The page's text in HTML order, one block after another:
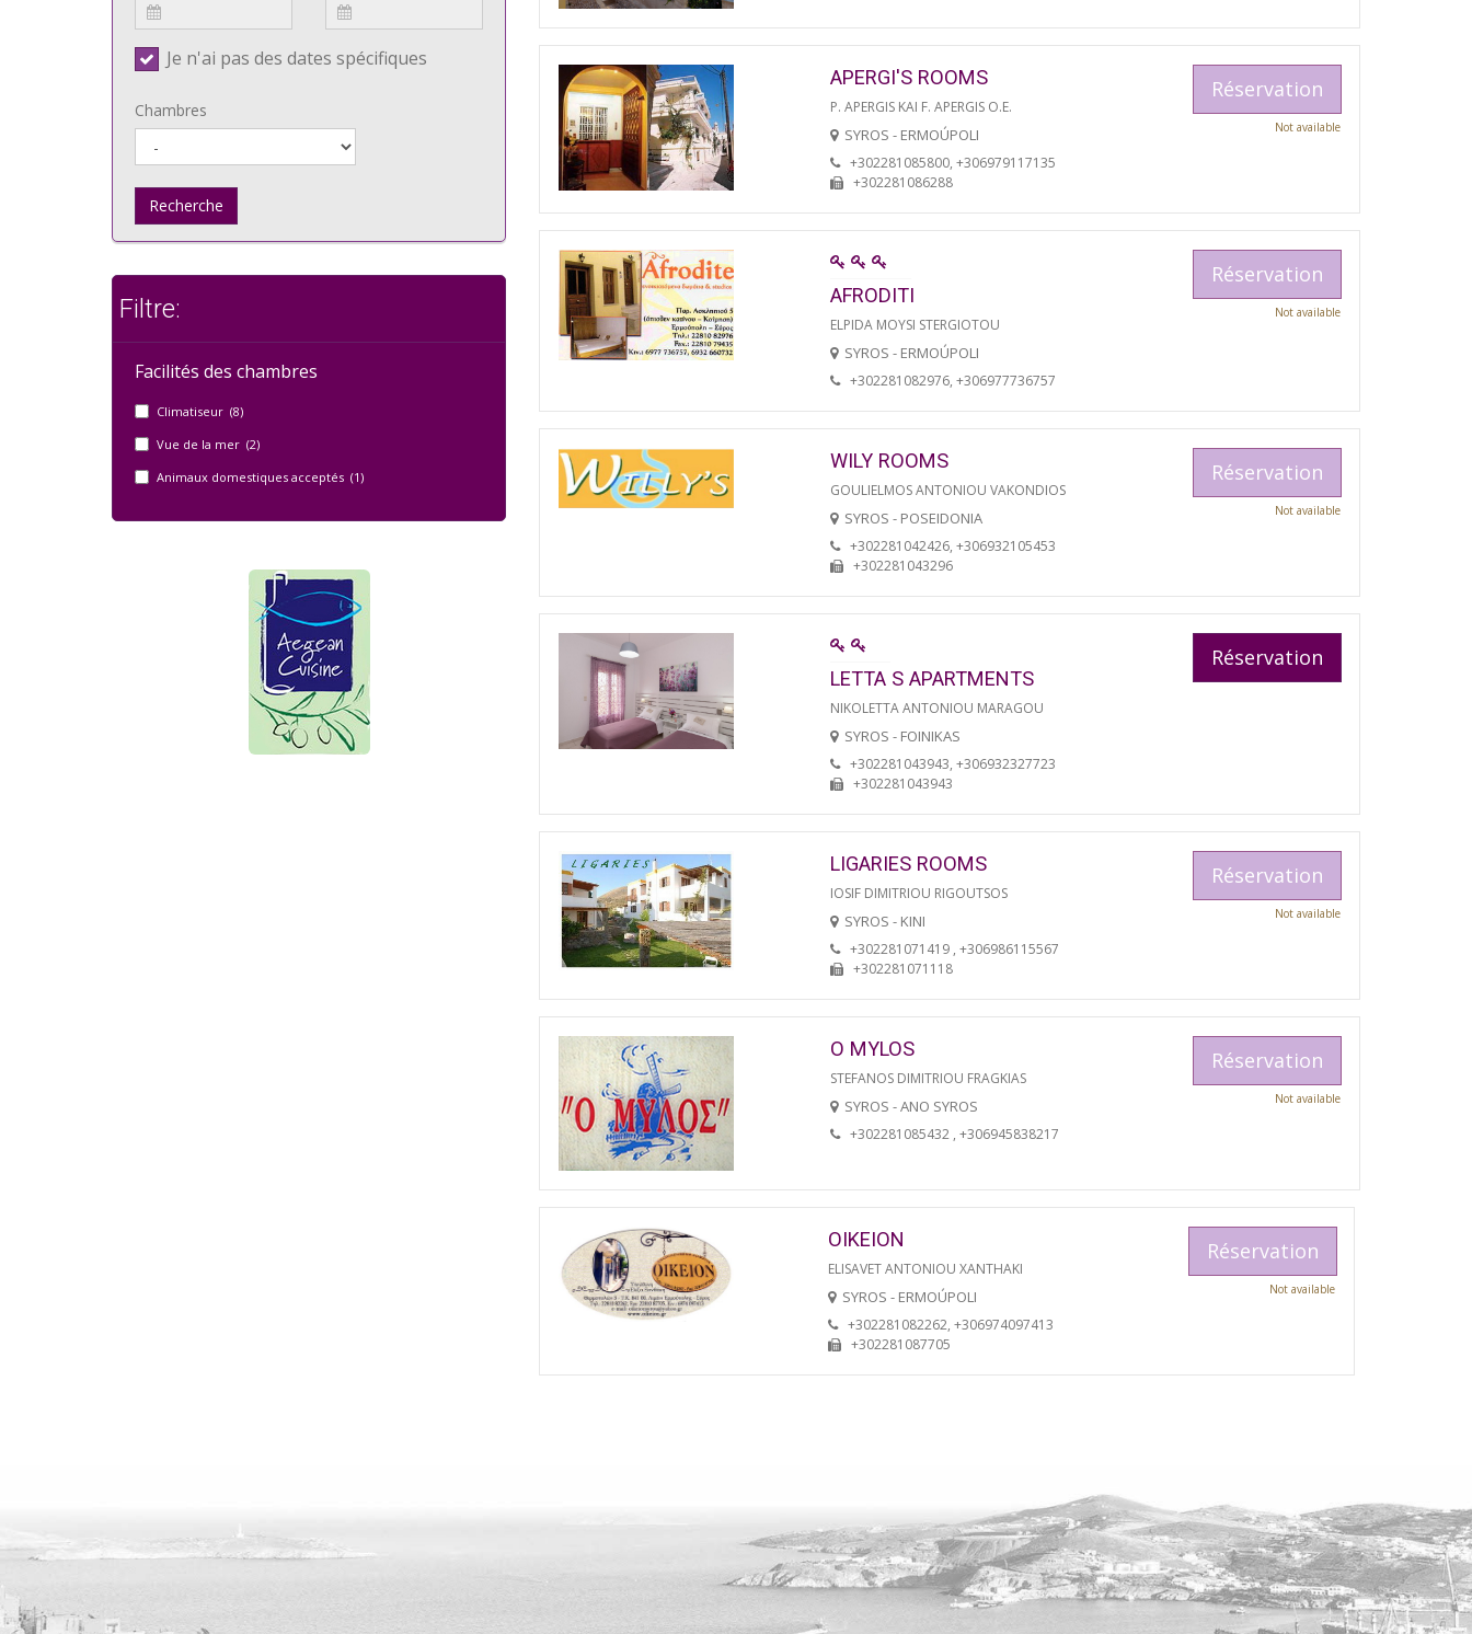
Je n'ai pas des dates spécifiques
Chambres
Recherche
Filtre:
Facilités des chambres
Climatiseur (8)
Vue de la mer (2)
Animaux domestiques acceptés (1)
APERGI'S ROOMS
P. APERGIS KAI F. APERGIS O.E.
SYROS - ERMOÚPOLI
+302281085800, +306979117135
+302281086288
Réservation
Not available
AFRODITI
ELPIDA MOYSI STERGIOTOU
SYROS - ERMOÚPOLI
+302281082976, +306977736757
Réservation
Not available
WILY ROOMS
GOULIELMOS ANTONIOU VAKONDIOS
SYROS - POSEIDONIA
+302281042426, +306932105453
+302281043296
Réservation
Not available
LETTA S APARTMENTS
NIKOLETTA ANTONIOU MARAGOU
SYROS - FOINIKAS
+302281043943, +306932327723
+302281043943
Réservation
LIGARIES ROOMS
IOSIF DIMITRIOU RIGOUTSOS
SYROS - KINI
+302281071419 , +306986115567
+302281071118
Réservation
Not available
O MYLOS
STEFANOS DIMITRIOU FRAGKIAS
SYROS - ANO SYROS
+302281085432 , +306945838217
Réservation
Not available
OIKEION
ELISAVET ANTONIOU XANTHAKI
SYROS - ERMOÚPOLI
+302281082262, +306974097413
+302281087705
Réservation
Not available